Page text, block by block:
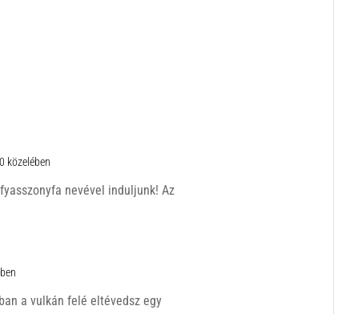
közelében
nevével induljunk! Az
a vulkán felé eltévedsz egy